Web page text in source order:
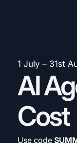
1 July – 31st
AI
Cost
Use code